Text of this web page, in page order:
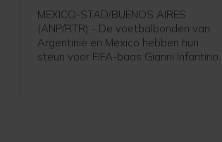
MEXICO-STAD/BUENOS AIRES
(ANP/RTR) - De voetbalbonden van
Argentinië en Mexico hebben hun
steun voor FIFA-baas Gianni Infantino